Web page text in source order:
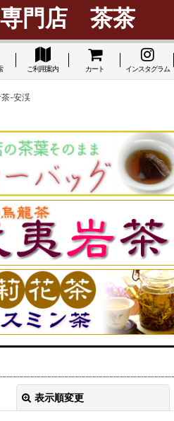
門店 茶茶
ご利用案内 カート インスタグラム
-安渓
表示順変更